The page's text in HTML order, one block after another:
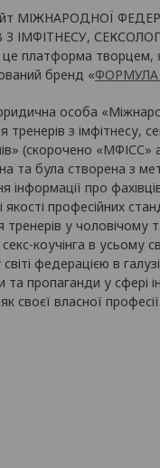
МІЖНАРОДНОЇ
З ІМФІТНЕСУ,
це платформа творцем,
бренд «
особа
тренерів з імфітнесу,
(скорочено «МФІСС»
та була створена з
інформації про
якості професійних
тренерів у чоловічому
коучінга в усьому
федерацією в
та пропаганди у сфері
своєї власної професії.